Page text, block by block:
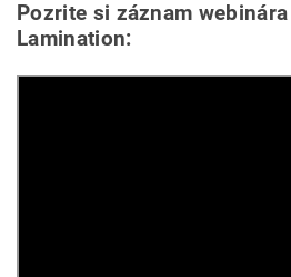
Pozrite si záznam
Lamination: